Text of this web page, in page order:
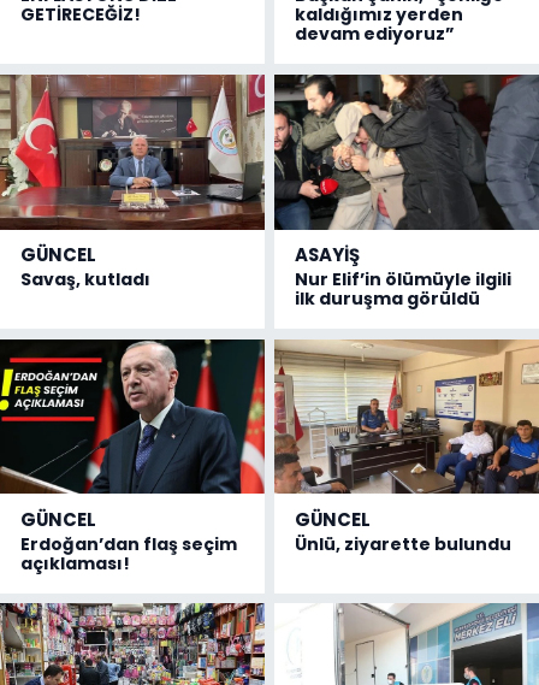
GETİRECEĞİZ!
kaldığımız yerden
devam ediyoruz”
GÜNCEL
Savaş, kutladı
ASAYİŞ
Nur Elif’in ölümüyle ilgili
ilk duruşma görüldü
GÜNCEL
Erdoğan’dan flaş seçim
açıklaması!
GÜNCEL
Ünlü, ziyarette bulundu